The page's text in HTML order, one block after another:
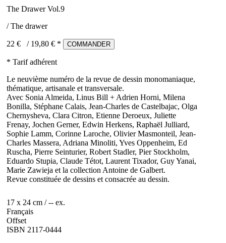
The Drawer Vol.9
/ The drawer
22 € / 19,80 € * COMMANDER
* Tarif adhérent
Le neuvième numéro de la revue de dessin monomaniaque,
thématique, artisanale et transversale.
Avec Sonia Almeida, Linus Bill + Adrien Horni, Milena
Bonilla, Stéphane Calais, Jean-Charles de Castelbajac, Olga
Chernysheva, Clara Citron, Etienne Deroeux, Juliette
Frenay, Jochen Gerner, Edwin Herkens, Raphaël Julliard,
Sophie Lamm, Corinne Laroche, Olivier Masmonteil, Jean-
Charles Massera, Adriana Minoliti, Yves Oppenheim, Ed
Ruscha, Pierre Seinturier, Robert Stadler, Pier Stockholm,
Eduardo Stupia, Claude Tétot, Laurent Tixador, Guy Yanai,
Marie Zawieja et la collection Antoine de Galbert.
Revue constituée de dessins et consacrée au dessin.
17 x 24 cm / -- ex.
Français
Offset
ISBN 2117-0444